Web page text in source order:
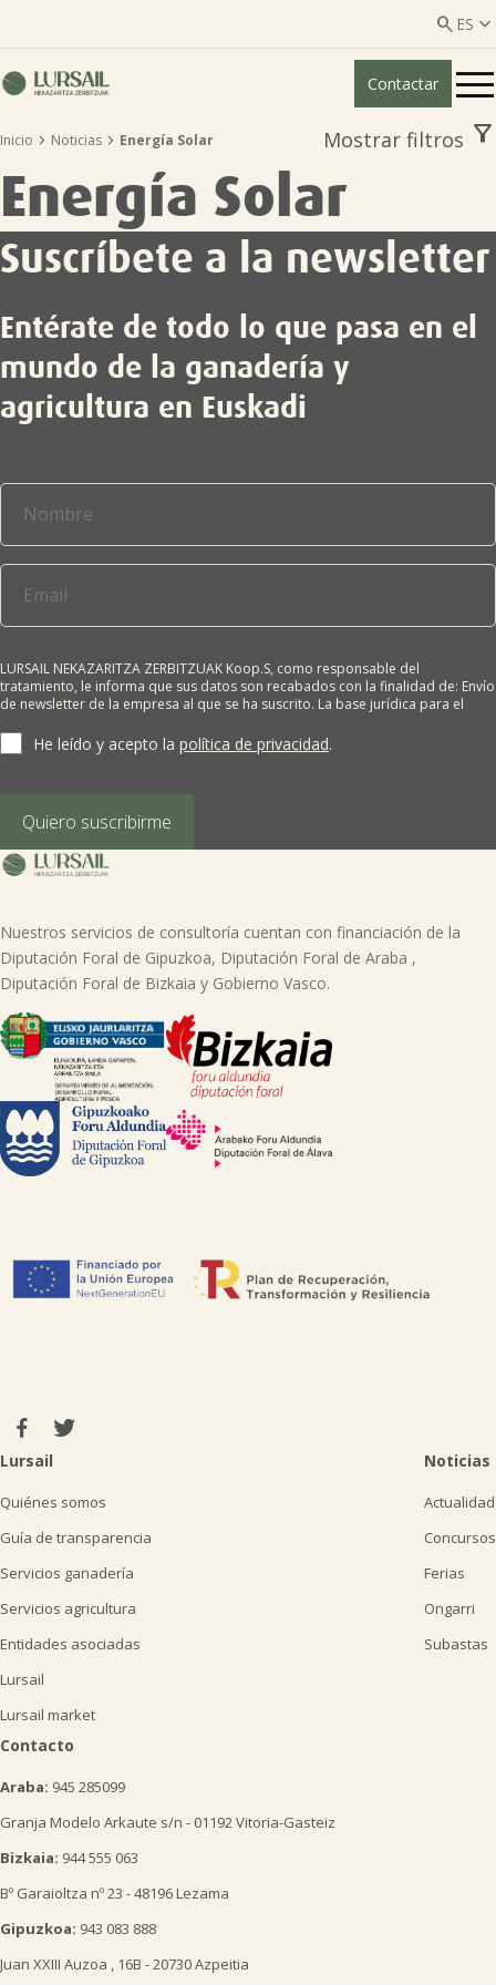


ES 
ES
Quiénes somos
Guía transparencia
Servicios agricultura
Entidades asociadas
Tablón de anuncios
Lursail Market
Contactar
Inicio  Noticias  Energía Solar
Energía Solar
Mostrar filtros filter_alt
Suscríbete a la newsletter
Entérate de todo lo que pasa en el
mundo de la ganadería y
agricultura en Euskadi
LURSAIL NEKAZARITZA ZERBITZUAK Koop.S, como responsable del
tratamiento, le informa que sus datos son recabados con la finalidad de: Envío
de newsletter de la empresa al que se ha suscrito. La base jurídica para el
terceros salvo obligación legal. Cualquier persona tiene derecho a solicitar el
acceso, rectificación, supresión, limitación del tratamiento, oposición o
lursail@lursailkoop.eus. Puede obtener información adicional en nuestra
página web.
He leído y acepto la política de privacidad.
Quiero suscribirme
Nuestros servicios de consultoría cuentan con financiación de la
Diputación Foral de Gipuzkoa, Diputación Foral de Araba ,
Diputación Foral de Bizkaia y Gobierno Vasco.
Lursail
Quiénes somos
Guía de transparencia
Servicios ganadería
Servicios agricultura
Entidades asociadas
Lursail
Lursail market
Noticias
Actualidad
Concursos
Ferias
Ongarri
Subastas
Contacto
Araba: 945 285099
Granja Modelo Arkaute s/n - 01192 Vitoria-Gasteiz
Bizkaia: 944 555 063
Bº Garaioltza nº 23 - 48196 Lezama
Gipuzkoa: 943 083 888
Juan XXIII Auzoa , 16B - 20730 Azpeitia